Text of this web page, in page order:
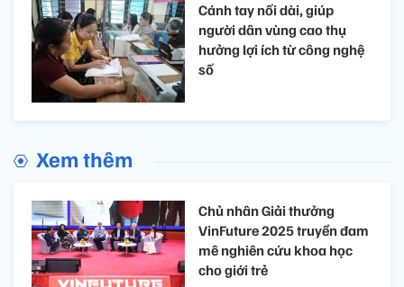
Cánh tay nối dài, giúp
người dân vùng cao thụ
hưởng lợi ích từ công nghệ
số
Xem thêm
Chủ nhân Giải thưởng
VinFuture 2025 truyền đam
mê nghiên cứu khoa học
cho giới trẻ